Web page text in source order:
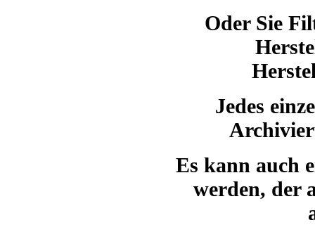
Oder Sie
Jedes
Es kann auch
werden, der